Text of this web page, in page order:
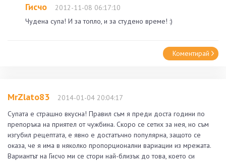
Гисчо
2012-11-08 06:17:10
Чудена супа! И за топло, и за студено време! :)
Коментирай
MrZlato83
2014-01-04 20:04:17
Супата е страшно вкусна! Правил съм я преди доста години по
препоръка на приятел от чужбина. Скоро се сетих за нея, но съм
изгубил рецептата, е явно е достатъчно популярна, защото се
оказа, че я има в няколко пропорционални вариации из мрежата.
Вариантът на Гисчо ми се стори най-близък до това, което си